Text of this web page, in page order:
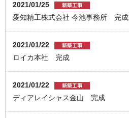
2021/01/25
愛知精工株式会社 今池事務所 完成
2021/01/22
ロイカ本社 完成
2021/01/22
ディアレイシャス金山 完成